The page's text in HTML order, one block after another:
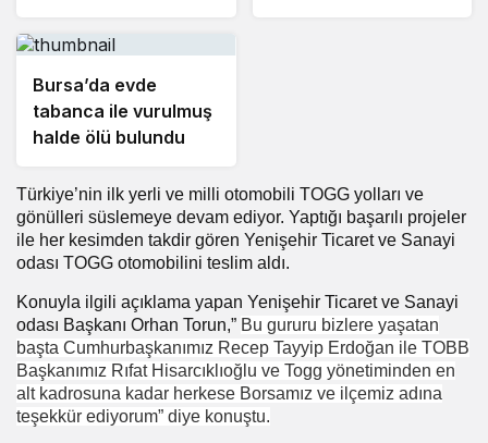
oluşturdu
Bursa’da evde
tabanca ile vurulmuş
halde ölü bulundu
Türkiye’nin ilk yerli ve milli otomobili TOGG yolları ve
gönülleri süslemeye devam ediyor. Yaptığı başarılı projeler
ile her kesimden takdir gören Yenişehir Ticaret ve Sanayi
odası TOGG otomobilini teslim aldı.
Konuyla ilgili açıklama yapan Yenişehir Ticaret ve Sanayi
odası Başkanı Orhan Torun,” Bu gururu bizlere yaşatan
başta Cumhurbaşkanımız Recep Tayyip Erdoğan ile TOBB
Başkanımız Rıfat Hisarcıklıoğlu ve Togg yönetiminden en
alt kadrosuna kadar herkese Borsamız ve ilçemiz adına
teşekkür ediyorum” diye konuştu.